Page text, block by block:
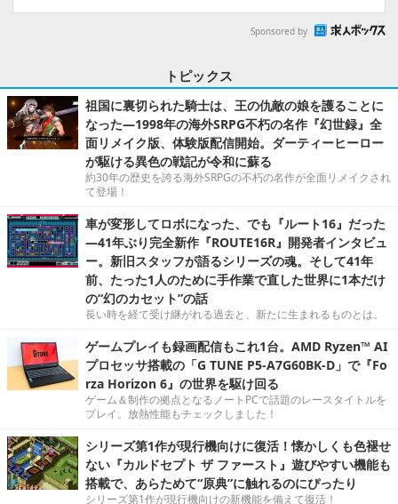
Sponsored by
トピックス
祖国に裏切られた騎士は、王の仇敵の娘を護ることに
なった―1998年の海外SRPG不朽の名作『幻世録』全
面リメイク版、体験版配信開始。ダーティーヒーロー
が駆ける異色の戦記が令和に蘇る
約30年の歴史を誇る海外SRPGの不朽の名作が全面リメイクされ
て登場！
車が変形してロボになった、でも『ルート16』だった
―41年ぶり完全新作『ROUTE16R』開発者インタビュ
ー。新旧スタッフが語るシリーズの魂。そして41年
前、たった1人のために手作業で直した世界に1本だけ
の“幻のカセット”の話
長い時を経て受け継がれる過去と、新たに生まれるものとは。
ゲームプレイも録画配信もこれ1台。AMD Ryzen™ AI
プロセッサ搭載の「G TUNE P5-A7G60BK-D」で『Fo
rza Horizon 6』の世界を駆け回る
ゲーム＆制作の拠点となるノートPCで話題のレースタイトルを
プレイ。放熱性能もチェックしました！
シリーズ第1作が現行機向けに復活！懐かしくも色褪せ
ない『カルドセプト ザ ファースト』遊びやすい機能も
搭載で、あらためて“原典”に触れるのにぴったり
シリーズ第1作が現行機向けの新機能を備えて復活！